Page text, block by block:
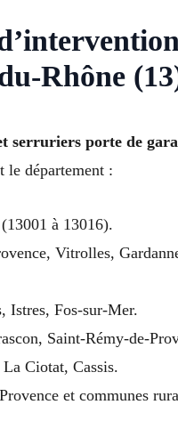
Rhône
serruriers porte de
le département :
à 13016).
Vitrolles,
Istres, Fos-sur-Mer.
Saint-Rémy-de-
Ciotat, Cassis.
et communes